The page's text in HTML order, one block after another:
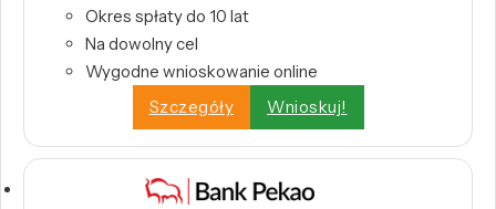
Okres spłaty do 10 lat
Na dowolny cel
Wygodne wnioskowanie online
Szczegóły
Wnioskuj!